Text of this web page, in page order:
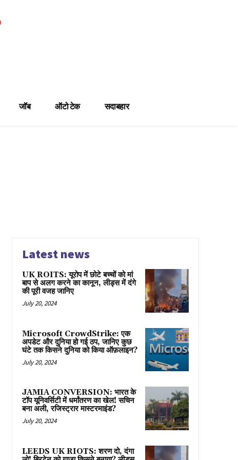
जॉब ऑटो टेक सदाबहार
Latest news
UK ROITS: यूरोप में छोटे बच्चों को मां
बाप से अलग करने का कानून, लीड्स में दंगे
की पूरी वजह जानिए
July 20, 2024
Microsoft CrowdStrike: एक
अपडेट और दुनिया हो गई ठप, जानिए कुछ
घंटे तक किसने दुनिया को किया ऑफ़लाइन?
July 20, 2024
JAMIA CONVERSION: भारत के
टॉप यूनिवर्सिटी में धर्मांतरण का खेल! सचिन
बना अली, रजिस्ट्रार मास्टरमाइंड?
July 20, 2024
LEEDS UK RIOTS: शरण दो, दंगा